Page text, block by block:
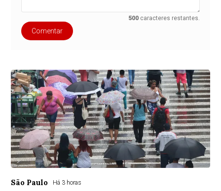
500 caracteres restantes.
Comentar
São Paulo Há 3 horas